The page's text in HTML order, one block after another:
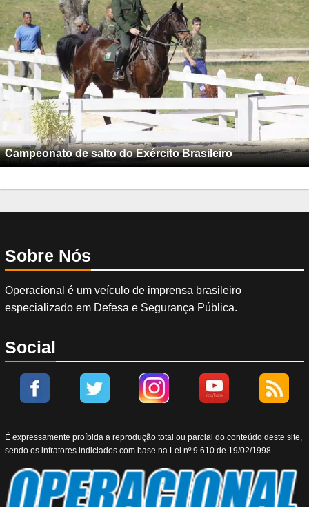
Campeonato de salto do Exército Brasileiro
Sobre Nós
Operacional é um veículo de imprensa brasileiro
especializado em Defesa e Segurança Pública.
Social
É expressamente proíbida a reprodução total ou parcial do conteúdo deste site,
sendo os infratores indiciados com base na Lei nº 9.610 de 19/02/1998